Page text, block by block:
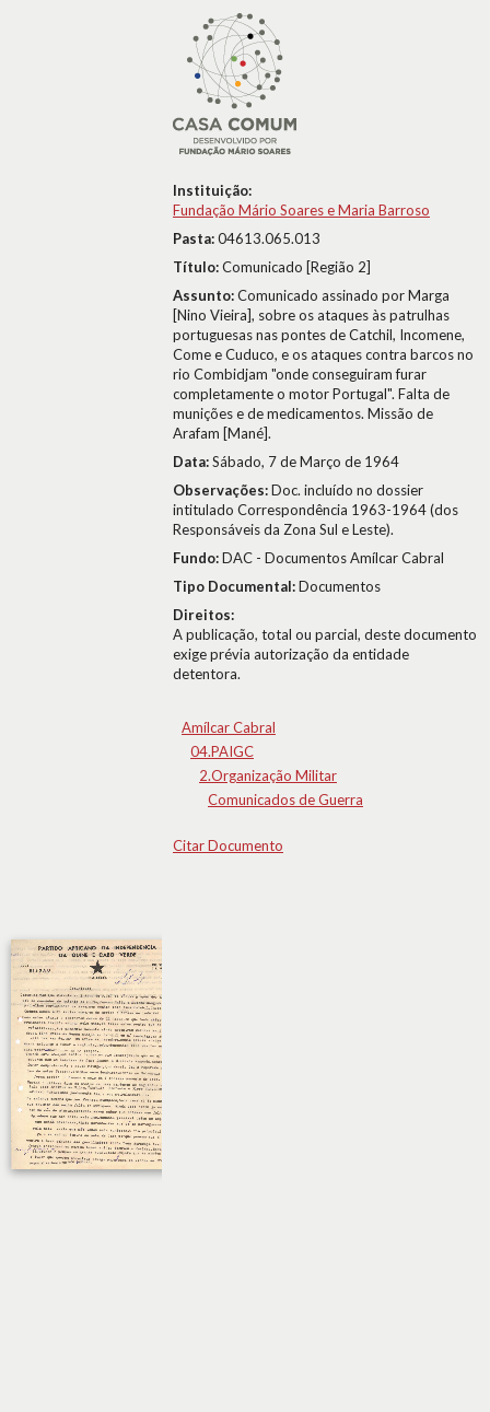
Instituição:
Fundação Mário Soares e Maria Barroso
Pasta:04613.065.013
Título:Comunicado [Região 2]
Assunto:Comunicado assinado por Marga
[Nino Vieira], sobre os ataques às patrulhas
portuguesas nas pontes de Catchil, Incomene,
Come e Cuduco, e os ataques contra barcos no
rio Combidjam "onde conseguiram furar
completamente o motor Portugal". Falta de
munições e de medicamentos. Missão de
Arafam [Mané].
Data:Sábado, 7 de Março de 1964
Observações:Doc. incluído no dossier
intitulado Correspondência 1963-1964 (dos
Responsáveis da Zona Sul e Leste).
Fundo:DAC - Documentos Amílcar Cabral
Tipo Documental:Documentos
Direitos:
A publicação, total ou parcial, deste documento
exige prévia autorização da entidade
detentora.
Amílcar Cabral
04.PAIGC
2.Organização Militar
Comunicados de Guerra
Citar Documento